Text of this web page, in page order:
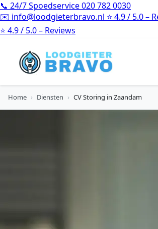
📞 24/7 Spoedservice020 782 0030
✉️ info@loodgieterbravo.nl ⭐ 4.9 / 5.0 –
⭐ 4.9 / 5.0 – Reviews
Home › Diensten › CV Storing in Zaandam